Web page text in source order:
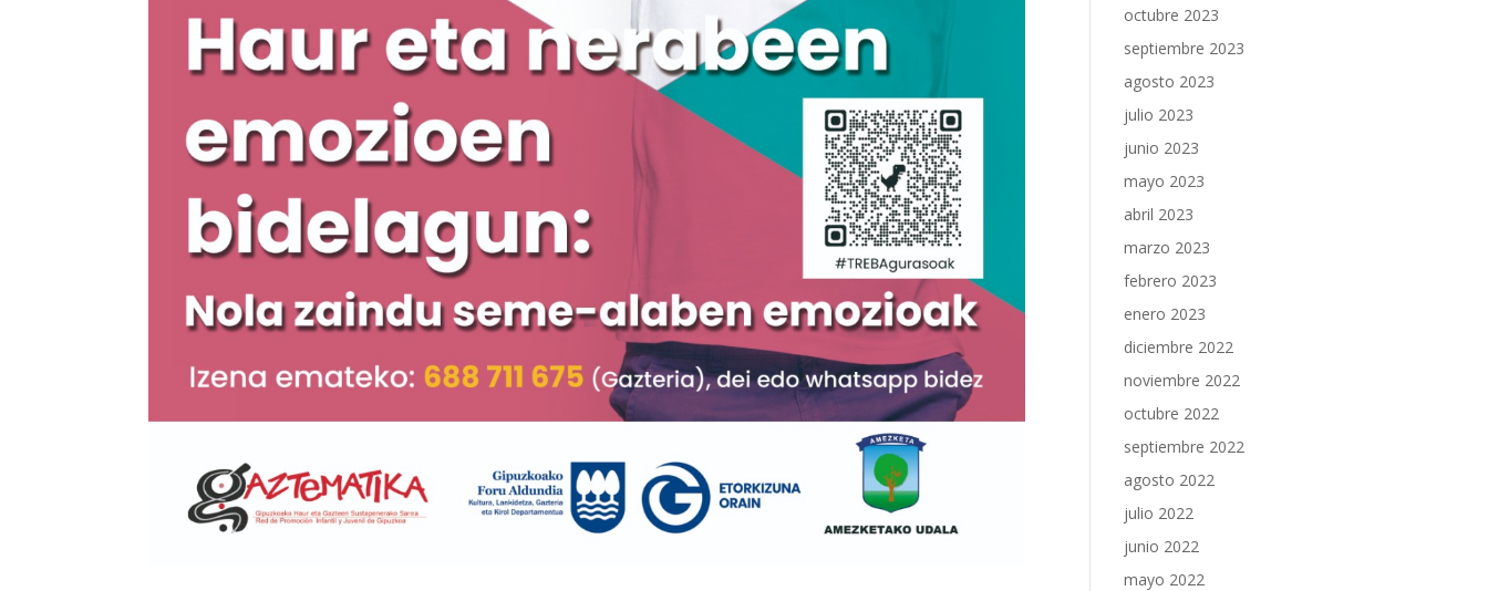
octubre 2023
septiembre 2023
agosto 2023
julio 2023
junio 2023
mayo 2023
abril 2023
marzo 2023
febrero 2023
enero 2023
diciembre 2022
noviembre 2022
octubre 2022
septiembre 2022
agosto 2022
julio 2022
junio 2022
mayo 2022